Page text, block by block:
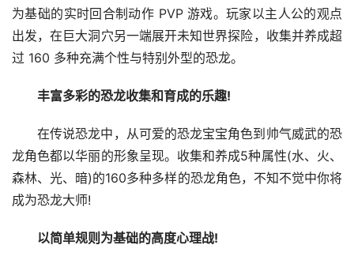
为基础的实时回合制动作 PVP 游戏。玩家以主人公的观点
出发，在巨大洞穴另一端展开未知世界探险，收集并养成超
过 160 多种充满个性与特别外型的恐龙。
丰富多彩的恐龙收集和育成的乐趣!
在传说恐龙中，从可爱的恐龙宝宝角色到帅气威武的恐
龙角色都以华丽的形象呈现。收集和养成5种属性(水、火、
森林、光、暗)的160多种多样的恐龙角色，不知不觉中你将
成为恐龙大师!
以简单规则为基础的高度心理战!